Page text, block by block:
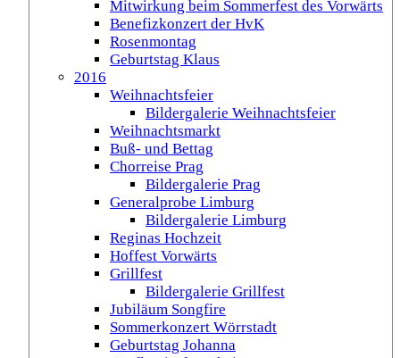
Mitwirkung beim Sommerfest des Vorwärts
Benefizkonzert der HvK
Rosenmontag
Geburtstag Klaus
2016
Weihnachtsfeier
Bildergalerie Weihnachtsfeier
Weihnachtsmarkt
Buß- und Bettag
Chorreise Prag
Bildergalerie Prag
Generalprobe Limburg
Bildergalerie Limburg
Reginas Hochzeit
Hoffest Vorwärts
Grillfest
Bildergalerie Grillfest
Jubiläum Songfire
Sommerkonzert Wörrstadt
Geburtstag Johanna